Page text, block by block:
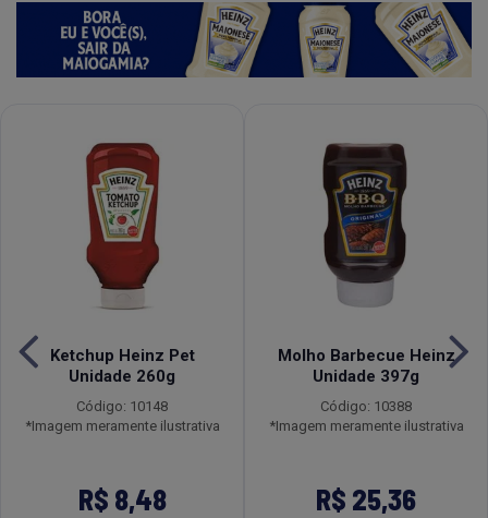
Ketchup Heinz Pet
Unidade 260g
Código: 10148
*Imagem meramente ilustrativa
R$ 8,48
Molho Barbecue Heinz
Unidade 397g
Código: 10388
*Imagem meramente ilustrativa
R$ 25,36